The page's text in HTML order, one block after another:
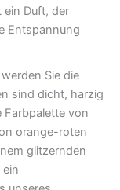
ein Duft, der
Entspannung
Sie die
sind dicht, harzig
Farbpalette von
orange-roten
glitzernden